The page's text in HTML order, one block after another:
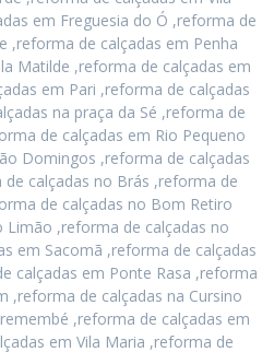
em Freguesia do Ó ,reforma de
,reforma de calçadas em Penha
Matilde ,reforma de calçadas em
em Pari ,reforma de calçadas
na praça da Sé ,reforma de
de calçadas em Rio Pequeno
Domingos ,reforma de calçadas
calçadas no Brás ,reforma de
de calçadas no Bom Retiro
Limão ,reforma de calçadas no
em Sacomã ,reforma de calçadas
calçadas em Ponte Rasa ,reforma
,reforma de calçadas na Cursino
,reforma de calçadas em
em Vila Maria ,reforma de